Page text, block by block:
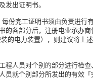
发出证明书。
份完工证明书须由负责进行
的各部分后，注册电业承办
的电力装置），则建议将上
程人员对个别的部分进行检
就个别部分所发出的有效